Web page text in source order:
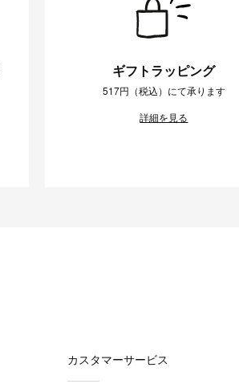
ギフトラッピング
517円（税込）にて承ります
詳細を見る
カスタマーサービス